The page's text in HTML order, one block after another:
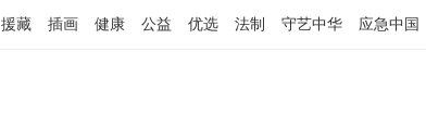
援藏 插画 健康 公益 优选 法制 守艺中华 应急中国